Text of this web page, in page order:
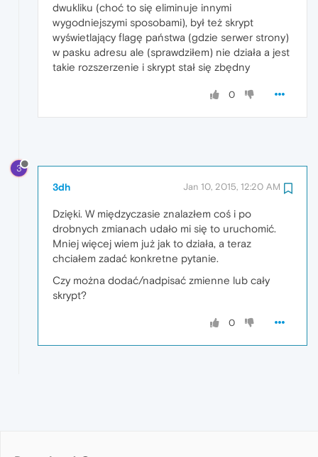
dwukliku (choć to się eliminuje innymi
wygodniejszymi sposobami), był też skrypt
wyświetlający flagę państwa (gdzie serwer strony)
w pasku adresu ale (sprawdziłem) nie działa a jest
takie rozszerzenie i skrypt stał się zbędny
0
3
3dh Jan 10, 2015, 12:20 AM
Dzięki. W międzyczasie znalazłem coś i po
drobnych zmianach udało mi się to uruchomić.
Mniej więcej wiem już jak to działa, a teraz
chciałem zadać konkretne pytanie.
Czy można dodać/nadpisać zmienne lub cały
skrypt?
0